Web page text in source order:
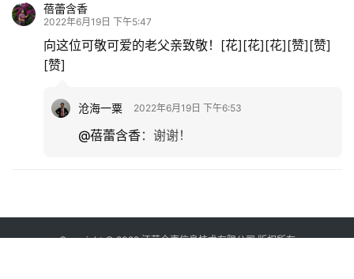
蓓蕾含香
2022年6月19日 下午5:47
向这位可敬可爱的老父亲致敬！[花][花][花][赞][赞]
[赞]
沧海一粟 2022年6月19日 下午6:53
@蓓蕾含香： 谢谢！
Copyright © 2022 江苏众声信息技术有限公司 版权所有